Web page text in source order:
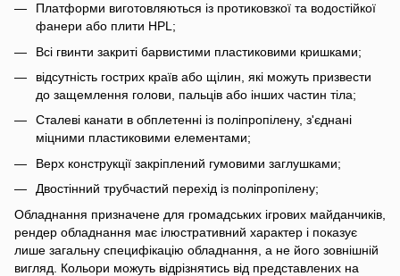
Платформи виготовляються із протиковзкої та водостійкої
фанери або плити HPL;
Всі гвинти закриті барвистими пластиковими кришками;
відсутність гострих країв або щілин, які можуть призвести
до защемлення голови, пальців або інших частин тіла;
Сталеві канати в обплетенні із поліпропілену, з'єднані
міцними пластиковими елементами;
Верх конструкції закріплений гумовими заглушками;
Двостінний трубчастий перехід із поліпропілену;
Обладнання призначене для громадських ігрових майданчиків,
рендер обладнання має ілюстративний характер і показує
лише загальну специфікацію обладнання, а не його зовнішній
вигляд. Кольори можуть відрізнятись від представлених на